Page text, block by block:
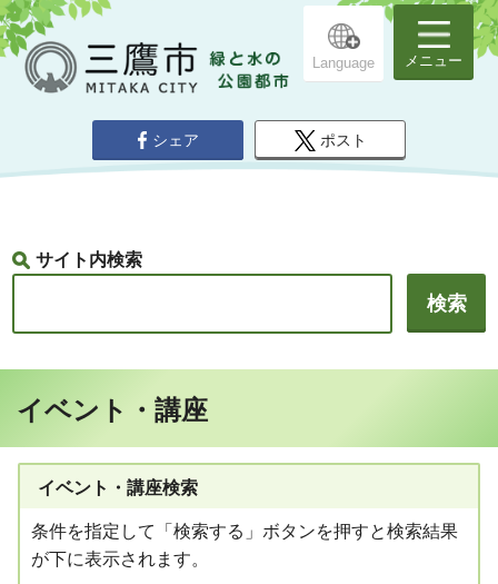
Language メニュー
シェア ポスト
サイト内検索
イベント・講座
イベント・講座検索
条件を指定して「検索する」ボタンを押すと検索結果
が下に表示されます。